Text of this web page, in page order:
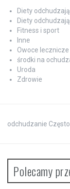
Diety
Diety
Fitness i sport
Inne
Owoce lecznicze
środki na
Uroda
Zdrowie
odchudzanie
Polecamy